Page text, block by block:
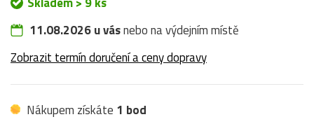
11.08.2026 u vásnebo na výdejním místě
Zobrazit termín doručení a ceny dopravy
Nákupem získáte 1 bod